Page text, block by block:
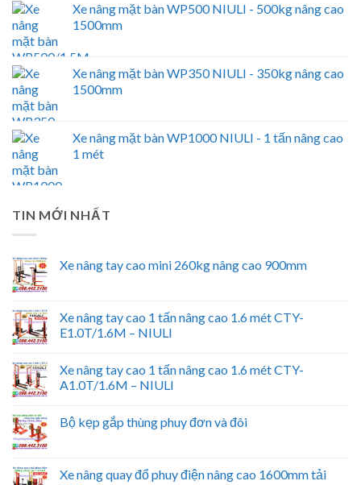
Xe nâng mặt bàn WP500 NIULI - 500kg nâng cao
1500mm
Xe nâng mặt bàn WP350 NIULI - 350kg nâng cao
1500mm
Xe nâng mặt bàn WP1000 NIULI - 1 tấn nâng cao
1 mét
TIN MỚI NHẤT
Xe nâng tay cao mini 260kg nâng cao 900mm
Xe nâng tay cao 1 tấn nâng cao 1.6 mét CTY-
E1.0T/1.6M – NIULI
Xe nâng tay cao 1 tấn nâng cao 1.6 mét CTY-
A1.0T/1.6M – NIULI
Bộ kẹp gắp thùng phuy đơn và đôi
Xe nâng quay đổ phuy điện nâng cao 1600mm tải